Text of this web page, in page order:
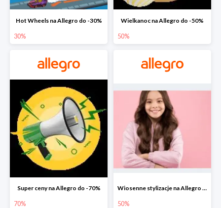
Hot Wheels na Allegro do -30%
30%
Wielkanoc na Allegro do -50%
50%
Super ceny na Allegro do -70%
70%
Wiosenne stylizacje na Allegro do -50%
50%